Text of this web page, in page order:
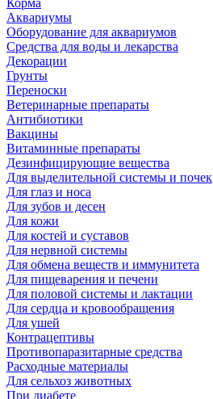
Корма
Аквариумы
Оборудование для аквариумов
Средства для воды и лекарства
Декорации
Грунты
Переноски
Ветеринарные препараты
Антибиотики
Вакцины
Витаминные препараты
Дезинфицирующие вещества
Для выделительной системы и почек
Для глаз и носа
Для зубов и десен
Для кожи
Для костей и суставов
Для нервной системы
Для обмена веществ и иммунитета
Для пищеварения и печени
Для половой системы и лактации
Для сердца и кровообращения
Для ушей
Контрацептивы
Противопаразитарные средства
Расходные материалы
Для сельхоз животных
При диабете